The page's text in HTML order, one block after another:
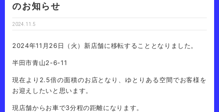
のお知らせ
2024.11.5
2024年11月26日（火）新店舗に移転することとなりました。
半田市青山2-6-11
現在より2.5倍の面積のお店となり、ゆとりある空間でお客様を
お迎えしたいと思います。
現店舗からお車で3分程の距離になります。